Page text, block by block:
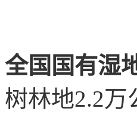
全国国有湿
树林地2.2万